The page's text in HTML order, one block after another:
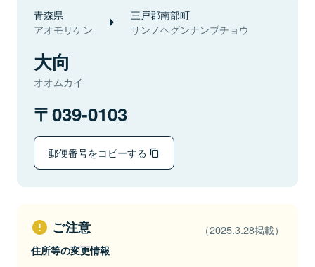
青森県
アオモリケン
三戸郡南部町
サンノヘグンナンブチョウ
大向
オオムカイ
039-0103
郵便番号をコピーする
ご注意 （2025.3.28掲載）
住所等の変更情報